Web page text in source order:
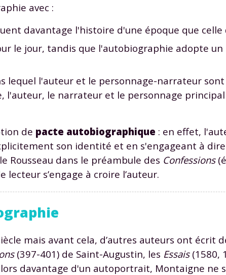
avec :
davantage l'histoire d'une époque que celle
le jour, tandis que l'autobiographie adopte un
lequel l'auteur et le personnage-narrateur
l'auteur, le narrateur et le personnage principal
de pacte autobiographique : en effet,
son identité et en s'engageant à
Rousseau dans le préambule des Confessions
s’engage à croire l’auteur.
mais avant cela, d’autres auteurs ont écrit
(397-401) de Saint-Augustin, les Essais(1580,
davantage d'un autoportrait, Montaigne ne
réussir votre année